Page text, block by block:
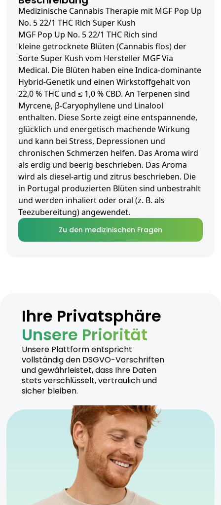
Medizinische Cannabis Therapie mit MGF Pop Up
No. 5 22/1 THC Rich Super Kush
MGF Pop Up No. 5 22/1 THC Rich sind
kleine getrocknete Blüten (Cannabis flos) der
Sorte Super Kush vom Hersteller MGF Via
Medical. Die Blüten haben eine Indica-dominante
Hybrid-Genetik und einen Wirkstoffgehalt von
22,0 % THC und ≤ 1,0 % CBD. An Terpenen sind
Myrcene, β-Caryophyllene und Linalool
enthalten. Diese Sorte zeigt eine entspannende,
glücklich und energetisch machende Wirkung
und kann bei Stress, Depressionen und
chronischen Schmerzen helfen. Das Aroma wird
als erdig und beerig beschrieben. Das Aroma
wird als diesel-artig und zitrus beschrieben. Die
in Portugal produzierten Blüten sind unbestrahlt
und werden inhaliert oder oral (z. B. als
Teezubereitung) angewendet.
Zu den medizinischen Fragen
Ihre Privatsphäre
Unsere Priorität
Unsere Plattform entspricht
vollständig den DSGVO-Vorschriften
und gewährleistet, dass Ihre Daten
stets verschlüsselt, vertraulich und
sicher bleiben.